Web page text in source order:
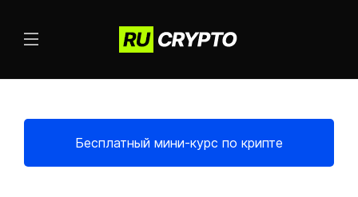
Бесплатный мини-курс по крипте